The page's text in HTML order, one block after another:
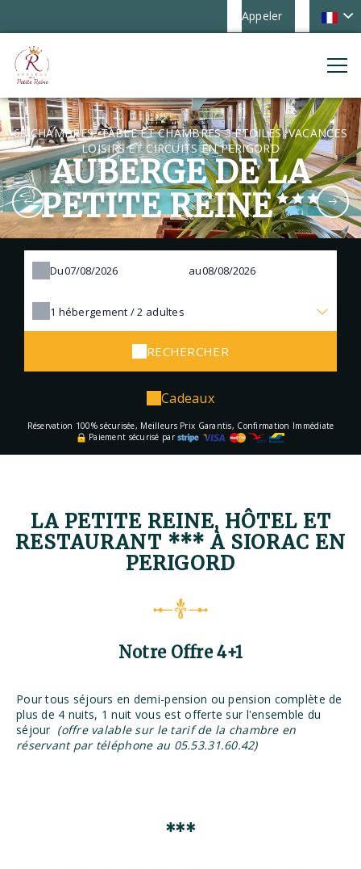
Appeler
68 CHAMBRES, TABLE ET CHAMBRES 3 ÉTOILES ,VACANCES
LOISIRS ET CIRCUITS EN PERIGORD
AUBERGE DE LA
PETITE REINE
Du au
1 hébergement /2 adultes
RECHERCHER
Cadeaux
Réservation 100% sécurisée, Meilleurs Prix Garantis, Confirmation Immédiate
Paiement sécurisé par
LA PETITE REINE, HÔTEL ET
RESTAURANT *** À SIORAC EN
PERIGORD
Notre Offre 4+1
Pour tous séjours en demi-pension ou pension complète de
plus de 4 nuits, 1 nuit vous est offerte sur l'ensemble du
séjour (offre valable sur le tarif de la chambre en
réservant par téléphone au 05.53.31.60.42)
***